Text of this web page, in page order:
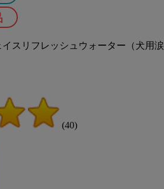
スリフレッシュウォーター（犬用涙
(40)